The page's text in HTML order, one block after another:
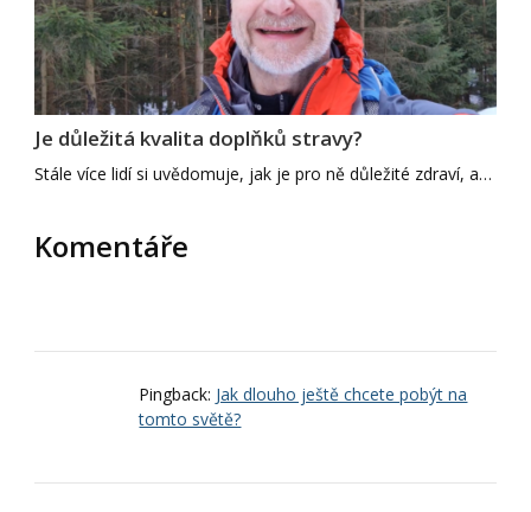
Je důležitá kvalita doplňků stravy?
Stále více lidí si uvědomuje, jak je pro ně důležité zdraví, a…
Komentáře
Pingback: Jak dlouho ještě chcete pobýt na
tomto světě?